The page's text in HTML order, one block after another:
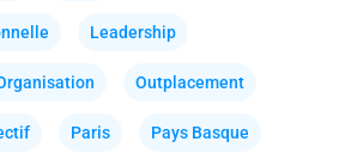
Leadership
Outplacement
Paris Pays Basque